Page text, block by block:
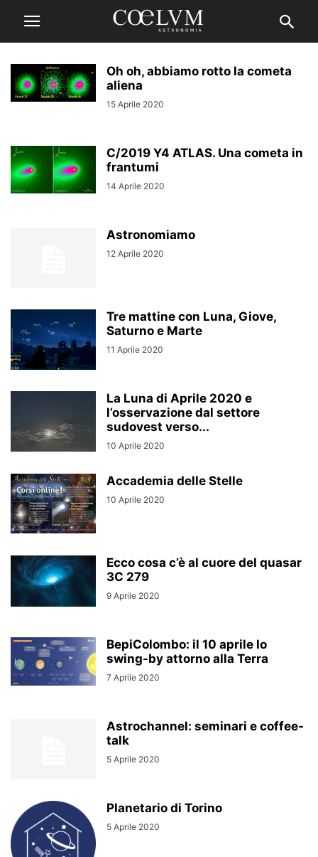
Oh oh, abbiamo rotto la cometa
aliena
15 Aprile 2020
C/2019 Y4 ATLAS. Una cometa in
frantumi
14 Aprile 2020
Astronomiamo
12 Aprile 2020
Tre mattine con Luna, Giove,
Saturno e Marte
11 Aprile 2020
La Luna di Aprile 2020 e
l’osservazione dal settore
sudovest verso...
10 Aprile 2020
Accademia delle Stelle
10 Aprile 2020
Ecco cosa c’è al cuore del quasar
3C 279
9 Aprile 2020
BepiColombo: il 10 aprile lo
swing-by attorno alla Terra
7 Aprile 2020
Astrochannel: seminari e coffee-
talk
5 Aprile 2020
Planetario di Torino
5 Aprile 2020